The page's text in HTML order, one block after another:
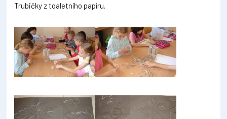
Trubičky z toaletního papíru.